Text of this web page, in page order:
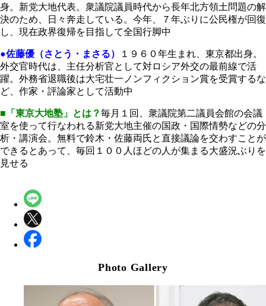
身。新党大地代表。衆議院議員時代から長年北方領土問題の解
決のため、日々奔走している。今年、７年ぶりに公民権が回復
し、現在政界復帰を目指して全国行脚中
●佐藤優（さとう・まさる）
１９６０年生まれ、東京都出身。
外交官時代は、主任分析官として対ロシア外交の最前線で活
躍。外務省退職後は大宅壮一ノンフィクション賞を受賞するな
ど、作家・評論家として活動中
■「東京大地塾」とは？毎月１回、衆議院第二議員会館の会議
室を使って行なわれる新党大地主催の国政・国際情勢などの分
析・講演会。無料で鈴木・佐藤両氏と直接議論を交わすことが
できるとあって、毎回１００人ほどの人が集まる大盛況ぶりを
見せる
Photo Gallery